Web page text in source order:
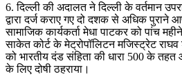
6. दिल्ली की अदालत ने दिल्ली के वर्तमान
द्वारा दर्ज कराए गए दो दशक से अधिक पुराने
सामाजिक कार्यकर्ता मेधा पाटकर को पांच
साकेत कोर्ट के मेट्रोपॉलिटन मजिस्ट्रेट
को भारतीय दंड संहिता की धारा 500 के तहत
के लिए दोषी ठहराया।